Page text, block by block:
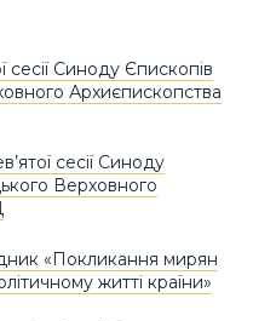
сесії Синоду Єпископів
Архиєпископства
сесії Синоду
Верховного
«Покликання мирян
житті країни»